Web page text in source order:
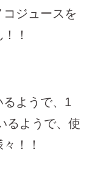
ジュースを
！
ようで、1
るようで、使
！！